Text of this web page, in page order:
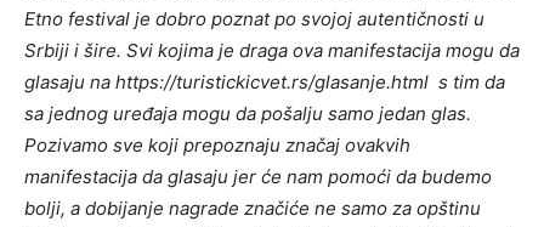
Etno festival je dobro poznat po svojoj autentičnosti u
Srbiji i šire. Svi kojima je draga ova manifestacija mogu da
glasaju na https://turistickicvet.rs/glasanje.html s tim da
sa jednog uređaja mogu da pošalju samo jedan glas.
Pozivamo sve koji prepoznaju značaj ovakvih
manifestacija da glasaju jer će nam pomoći da budemo
bolji, a dobijanje nagrade značiće ne samo za opštinu